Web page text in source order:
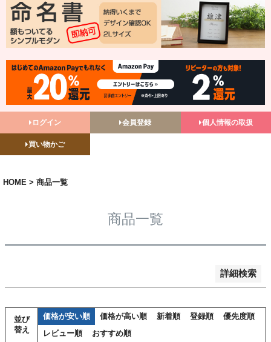
ログイン 会員登録 個人情報の取扱
買い物かご
HOME 商品一覧
商品一覧
詳細検索
バンドル販売
予約商品
予約商品のみを表示
並び順
登録順
価格が高い順
キーワードヒット順
検索
並び
替え
価格が安い順 価格が高い順 新着順 登録順
優先度順
レビュー順
おすすめ順